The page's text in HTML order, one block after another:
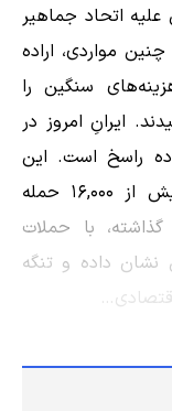
علیه اتحاد جماهیر
مواردی، اراده
سنگین را
ایرانِ امروز در
راسخ است. این
کشور در میان تعجب دولت ترامپ، بیش از ۱۶,۰۰۰ حمله
با حملات
نشان داده و تنگه